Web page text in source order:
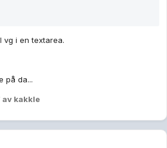
vg i en textarea.
på da...
av kakkle